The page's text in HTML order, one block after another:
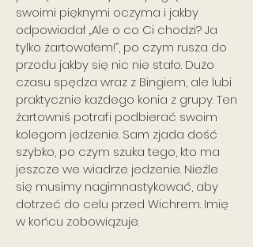
swoimi pięknymi oczyma i jakby
odpowiadał „Ale o co Ci chodzi? Ja
tylko żartowałem!”, po czym rusza do
przodu jakby się nic nie stało. Dużo
czasu spędza wraz z Bingiem, ale lubi
praktycznie każdego konia z grupy. Ten
żartowniś potrafi podbierać swoim
kolegom jedzenie. Sam zjada dość
szybko, po czym szuka tego, kto ma
jeszcze we wiadrze jedzenie. Nieźle
się musimy nagimnastykować, aby
dotrzeć do celu przed Wichrem. Imię
w końcu zobowiązuje.